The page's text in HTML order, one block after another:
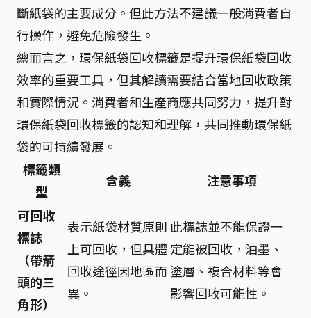
斷紙袋的主要成分。但此方法不建議一般消費者自
行操作，避免危險發生。
總而言之，環保紙袋回收標籤是提升環保紙袋回收
效率的重要工具，但其解讀需要結合當地回收政策
和實際情況。消費者和生產商應共同努力，提升對
環保紙袋回收標籤的認知和理解，共同推動環保紙
袋的可持續發展。
標籤類
型
含義
注意事項
可回收
標誌
（帶箭
頭的三
角形）
表示紙袋材質原則
上可回收，但具體
回收途徑因地區而
異。
此標誌並不能保證一
定能被回收，油墨、
塗層、複合材料等會
影響回收可能性。